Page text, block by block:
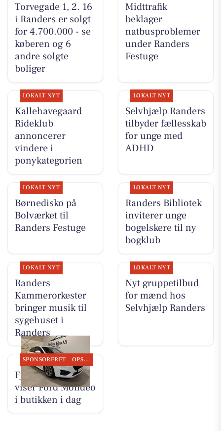
Torvegade 1, 2. 16
i Randers er solgt
for 4.700.000 - se
køberen og 6
andre solgte
boliger
Midttrafik
beklager
natbusproblemer
under Randers
Festuge
LOKALT NYT
Kallehavegaard
Rideklub
annoncerer
vindere i
ponykategorien
LOKALT NYT
Selvhjælp Randers
tilbyder fællesskab
for unge med
ADHD
LOKALT NYT
Børnedisko på
Bolværket til
Randers Festuge
LOKALT NYT
Randers Bibliotek
inviterer unge
bogelskere til ny
bogklub
LOKALT NYT
Randers
Kammerorkester
bringer musik til
sygehuset i
Randers
LOKALT NYT
Nyt gruppetilbud
for mænd hos
Selvhjælp Randers
SPONSORERET OPSLAGSTAVLEN
Fjordlund Bilhus
viser Ford Mondeo
i butikken i dag